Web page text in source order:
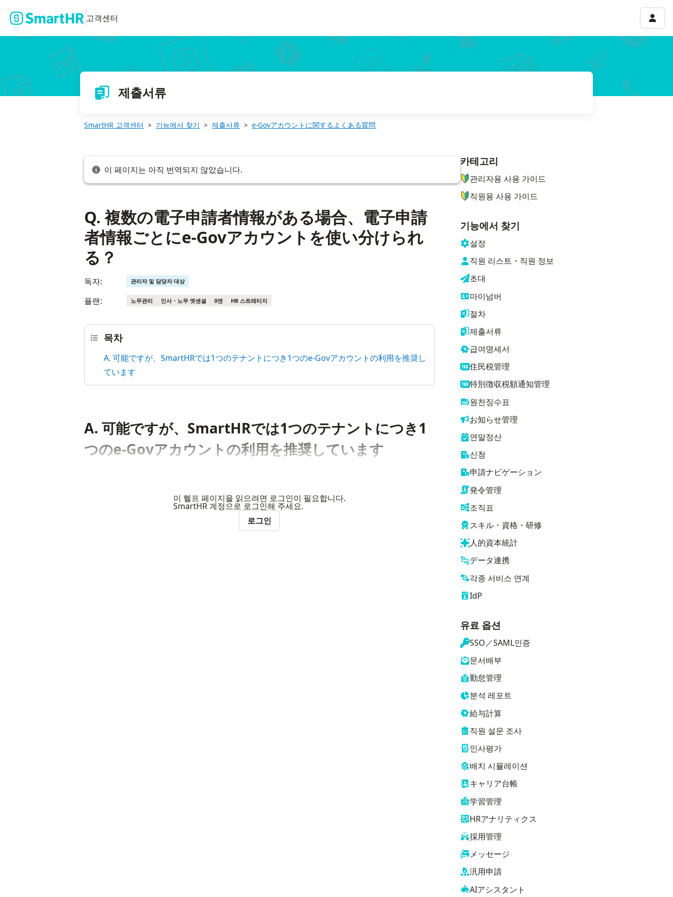
고객센터 계정
제출서류
SmartHR 고객센터 기능에서 찾기 제출서류 e-Govアカウントに関するよくある質問
이 페이지는 아직 번역되지 않았습니다.
Q. 複数の電子申請者情報がある場合、電子申請
者情報ごとにe-Govアカウントを使い分けられ
る？
독자: 관리자 및 담당자 대상
플랜: 노무관리 인사・노무 엣센셜 0엔 HR 스트래티지
목차
A. 可能ですが、SmartHRでは1つのテナントにつき1つのe-Govアカウントの利用を推奨し
ています
A. 可能ですが、SmartHRでは1つのテナントにつき1
つのe-Govアカウントの利用を推奨しています
이 헬프 페이지을 읽으려면 로그인이 필요합니다.
SmartHR 계정으로 로그인해 주세요.
로그인
ナビゲーションメニュー
카테고리
관리자용 사용 가이드
직원용 사용 가이드
기능에서 찾기
설정
직원 리스트・직원 정보
초대
마이넘버
절차
제출서류
급여명세서
住民税管理
特別徴収税額通知管理
원천징수표
お知らせ管理
연말정산
신청
申請ナビゲーション
発令管理
조직표
スキル・資格・研修
人的資本統計
データ連携
각종 서비스 연계
IdP
유료 옵션
SSO／SAML인증
문서배부
勤怠管理
분석 레포트
給与計算
직원 설문 조사
인사평가
배치 시뮬레이션
キャリア台帳
学習管理
HRアナリティクス
採用管理
メッセージ
汎用申請
AIアシスタント